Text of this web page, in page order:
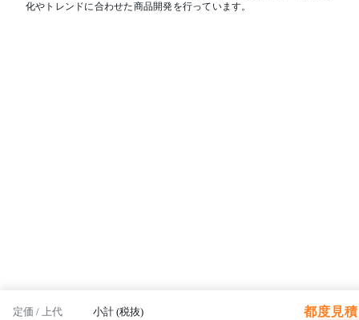
化やトレンドに合わせた商品開発を行っています。
定価 / 上代 小計 (税抜) 都度見